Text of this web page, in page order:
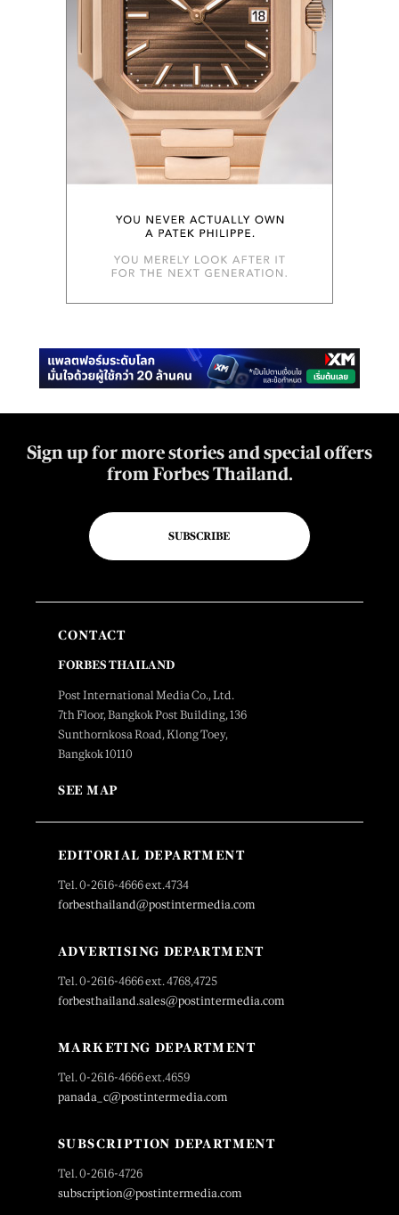
Sign up for more stories and special offers
from Forbes Thailand.
SUBSCRIBE
CONTACT
FORBES THAILAND
Post International Media Co., Ltd.
7th Floor, Bangkok Post Building, 136
Sunthornkosa Road, Klong Toey,
Bangkok 10110
SEE MAP
EDITORIAL DEPARTMENT
Tel. 0-2616-4666 ext.4734
forbesthailand@postintermedia.com
ADVERTISING DEPARTMENT
Tel. 0-2616-4666 ext. 4768,4725
forbesthailand.sales@postintermedia.com
MARKETING DEPARTMENT
Tel. 0-2616-4666 ext.4659
panada_c@postintermedia.com
SUBSCRIPTION DEPARTMENT
Tel. 0-2616-4726
subscription@postintermedia.com